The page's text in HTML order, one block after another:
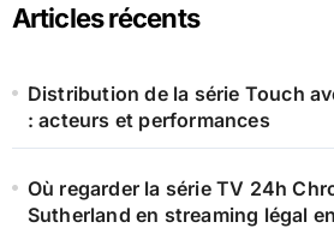
Articles récents
Distribution de la série Touch
: acteurs et performances
Où regarder la série TV 24h
Sutherland en streaming légal